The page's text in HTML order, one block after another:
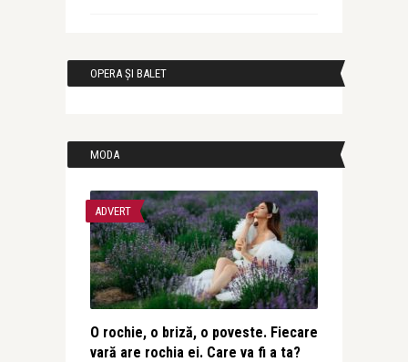
OPERA ȘI BALET
MODA
ADVERT
O rochie, o briză, o poveste. Fiecare
vară are rochia ei. Care va fi a ta?